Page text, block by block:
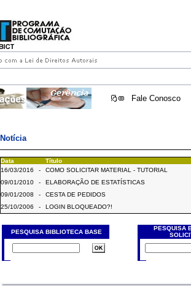
Fale Conosco
Notícia
Data
Título
16/03/2016
-
COMO SOLICITAR MATERIAL - TUTORIAL
09/01/2010
-
ELABORAÇÃO DE ESTATÍSTICAS
09/01/2008
-
CESTA DE PEDIDOS
25/10/2006
- LOGIN BLOQUEADO?!
PESQUISA BIBLIOTECA BASE
PESQUISA